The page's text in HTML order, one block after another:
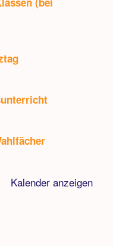
Kalender anzeigen